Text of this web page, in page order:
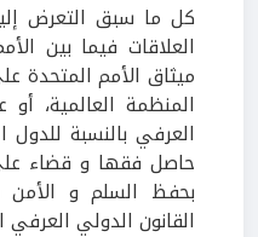
كل ما سبق التعرض
العلاقات فيما بين
ميثاق الأمم
المنظمة العالمية،
العرفي بالنسبة للدول
حاصل فقها و قضاء
بحفظ السلم و
القانون الدولي العرفي